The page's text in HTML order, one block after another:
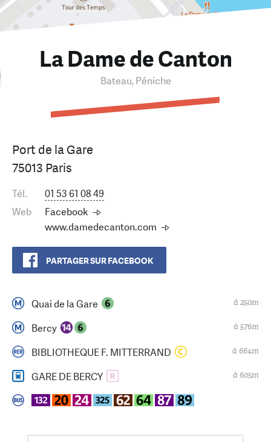
La Dame de Canton
Bateau, Péniche
Port de la Gare
75013 Paris
Tél.
01 53 61 08 49
Web
Facebook
www.damedecanton.com
PARTAGER SUR FACEBOOK
Quai de la Gare à 250m
Bercy à 576m
BIBLIOTHEQUE F. MITTERRAND à 664m
GARE DE BERCY à 605m